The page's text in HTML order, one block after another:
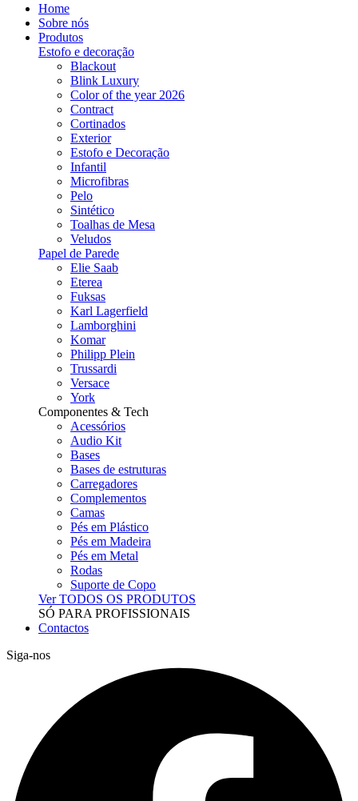
Home
Sobre nós
Produtos
Estofo e decoração
Blackout
Blink Luxury
Color of the year 2026
Contract
Cortinados
Exterior
Estofo e Decoração
Infantil
Microfibras
Pelo
Sintético
Toalhas de Mesa
Veludos
Papel de Parede
Elie Saab
Eterea
Fuksas
Karl Lagerfield
Lamborghini
Komar
Philipp Plein
Trussardi
Versace
York
Componentes & Tech
Acessórios
Audio Kit
Bases
Bases de estruturas
Carregadores
Complementos
Camas
Pés em Plástico
Pés em Madeira
Pés em Metal
Rodas
Suporte de Copo
Ver TODOS OS PRODUTOS
SÓ PARA PROFISSIONAIS
Contactos
Siga-nos